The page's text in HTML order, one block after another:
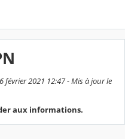
2021 12:47 - Mis à jour le
aux informations.